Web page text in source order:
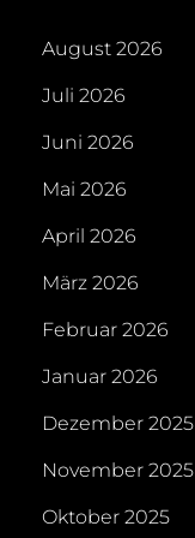
August 2026
Juli 2026
Juni 2026
Mai 2026
April 2026
März 2026
Februar 2026
Januar 2026
Dezember 2025
November 2025
Oktober 2025